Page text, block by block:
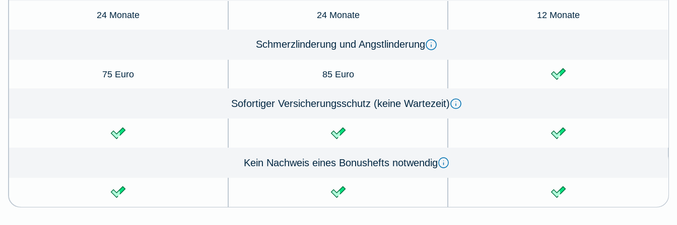
24 Monate 24 Monate 12 Monate
Schmerzlinderung und Angstlinderung
75 Euro 85 Euro
Sofortiger Versicherungsschutz (keine Wartezeit)
Kein Nachweis eines Bonushefts notwendig